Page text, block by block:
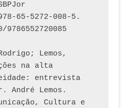
65-5272-008-5.
9786552720085
Lemos,
na alta
entrevista
André Lemos.
Cultura e